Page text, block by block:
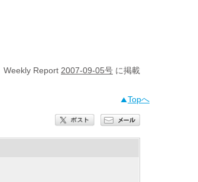
Weekly Report 2007-09-05号 に掲載
Topへ